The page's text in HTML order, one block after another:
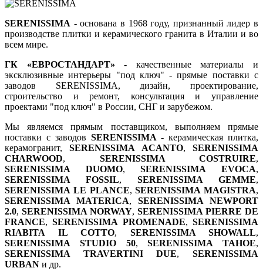
SERENISSIMA - основана в 1968 году, признанный лидер в
производстве плитки и керамического гранита в Италии и во
всем мире.
ГК «ЕВРОСТАНДАРТ» - качественные материалы и
эксклюзивные интерьеры "под ключ" - прямые поставки с
заводов SERENISSIMA, дизайн, проектирование,
строительство и ремонт, консультация и управление
проектами "под ключ" в России, СНГ и зарубежом.
Мы являемся прямым поставщиком, выполняем прямые
поставки с заводов SERENISSIMA - керамическая плитка,
керамогранит,SERENISSIMA ACANTO,SERENISSIMA
CHARWOOD, SERENISSIMA COSTRUIRE,
SERENISSIMA DUOMO,SERENISSIMA EVOCA,
SERENISSIMA FOSSIL, SERENISSIMA GEMME,
SERENISSIMA LE PLANCE,SERENISSIMA MAGISTRA,
SERENISSIMA MATERICA, SERENISSIMA NEWPORT
2.0, SERENISSIMA NORWAY, SERENISSIMA PIERRE DE
FRANCE,SERENISSIMA PROMENADE,SERENISSIMA
RIABITA IL COTTO, SERENISSIMA SHOWALL,
SERENISSIMA STUDIO 50,SERENISSIMA TAHOE,
SERENISSIMA TRAVERTINI DUE,SERENISSIMA
URBAN и др.